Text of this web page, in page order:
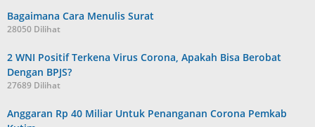
Bagaimana Cara Menulis Surat
28050 Dilihat
2 WNI Positif Terkena Virus Corona, Apakah Bisa Berobat
Dengan BPJS?
27689 Dilihat
Anggaran Rp 40 Miliar Untuk Penanganan Corona Pemkab